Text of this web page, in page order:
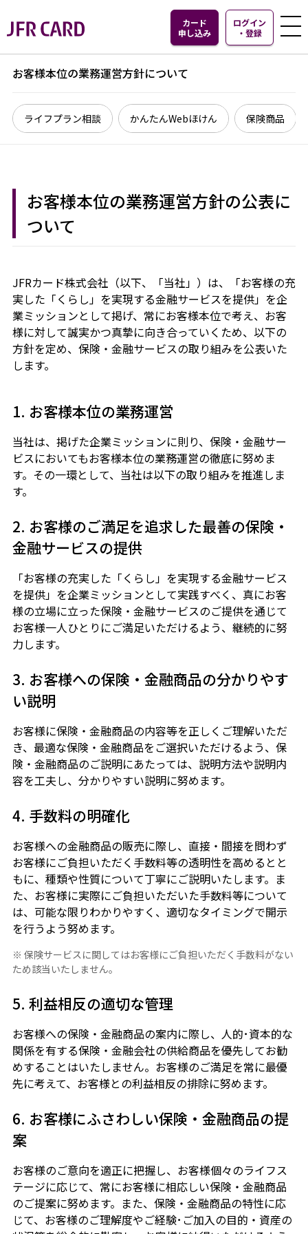
カード
申し込み
ログイン
・ 登録
お客様本位の業務運営方針について
ライフプラン相談 かんたんWebほけん 保険商品
お客様本位の業務運営方針の公表に
ついて
JFRカード株式会社（以下、「当社」）は、「お客様の充
実した「くらし」を実現する金融サービスを提供」を企
業ミッションとして掲げ、常にお客様本位で考え、お客
様に対して誠実かつ真摯に向き合っていくため、以下の
方針を定め、保険・金融サービスの取り組みを公表いた
します。
1. お客様本位の業務運営
当社は、掲げた企業ミッションに則り、保険・金融サー
ビスにおいてもお客様本位の業務運営の徹底に努めま
す。その一環として、当社は以下の取り組みを推進しま
す。
2. お客様のご満足を追求した最善の保険・
金融サービスの提供
「お客様の充実した「くらし」を実現する金融サービス
を提供」を企業ミッションとして実践すべく、真にお客
様の立場に立った保険・金融サービスのご提供を通じて
お客様一人ひとりにご満足いただけるよう、継続的に努
力します。
3. お客様への保険・金融商品の分かりやす
い説明
お客様に保険・金融商品の内容等を正しくご理解いただ
き、最適な保険・金融商品をご選択いただけるよう、保
険・金融商品のご説明にあたっては、説明方法や説明内
容を工夫し、分かりやすい説明に努めます。
4. 手数料の明確化
お客様への金融商品の販売に際し、直接・間接を問わず
お客様にご負担いただく手数料等の透明性を高めるとと
もに、種類や性質について丁寧にご説明いたします。ま
た、お客様に実際にご負担いただいた手数料等について
は、可能な限りわかりやすく、適切なタイミングで開示
を行うよう努めます。
※ 保険サービスに関してはお客様にご負担いただく手数料がない
ため該当いたしません。
5. 利益相反の適切な管理
お客様への保険・金融商品の案内に際し、人的･資本的な
関係を有する保険・金融会社の供給商品を優先してお勧
めすることはいたしません。お客様のご満足を常に最優
先に考えて、お客様との利益相反の排除に努めます。
6. お客様にふさわしい保険・金融商品の提
案
お客様のご意向を適正に把握し、お客様個々のライフス
テージに応じて、常にお客様に相応しい保険・金融商品
のご提案に努めます。また、保険・金融商品の特性に応
じて、お客様のご理解度やご経験･ご加入の目的・資産の